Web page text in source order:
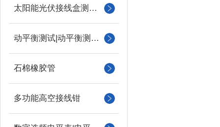
太阳能光伏接线盒测试仪
动平衡测试|动平衡测量仪
石棉橡胶管
多功能高空接线钳